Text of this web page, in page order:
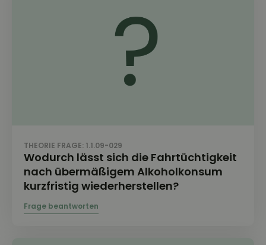
THEORIE FRAGE: 1.1.09-029
Wodurch lässt sich die Fahrtüchtigkeit
nach übermäßigem Alkoholkonsum
kurzfristig wiederherstellen?